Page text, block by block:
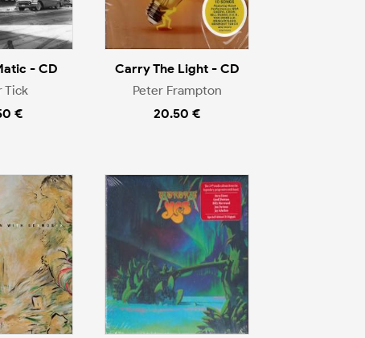
- CD
Tick
€
Carry The Light - CD
Peter Frampton
20.50 €